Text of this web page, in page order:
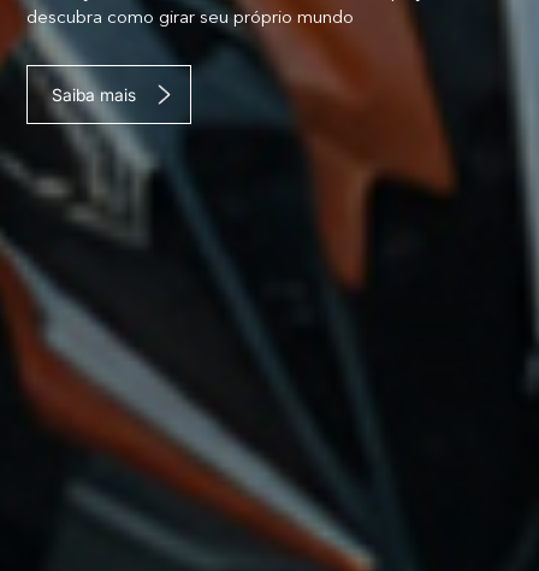
descubra como girar seu próprio mundo
Saiba mais